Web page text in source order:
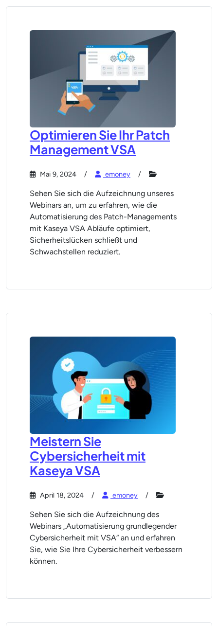
Optimieren Sie Ihr Patch
Management VSA
Mai 9, 2024 emoney
Sehen Sie sich die Aufzeichnung unseres
Webinars an, um zu erfahren, wie die
Automatisierung des Patch-Managements
mit Kaseya VSA Abläufe optimiert,
Sicherheitslücken schließt und
Schwachstellen reduziert.
Meistern Sie
Cybersicherheit mit
Kaseya VSA
April 18, 2024 emoney
Sehen Sie sich die Aufzeichnung des
Webinars „Automatisierung grundlegender
Cybersicherheit mit VSA“ an und erfahren
Sie, wie Sie Ihre Cybersicherheit verbessern
können.